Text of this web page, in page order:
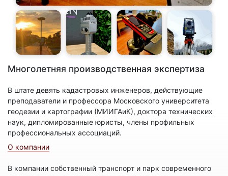
Многолетняя производственная экспертиза
В штате девять кадастровых инженеров, действующие
преподаватели и профессора Московского университета
геодезии и картографии (МИИГАиК), доктора технических
наук, дипломированные юристы, члены профильных
профессиональных ассоциаций.
О компании
В компании собственный транспорт и парк современного